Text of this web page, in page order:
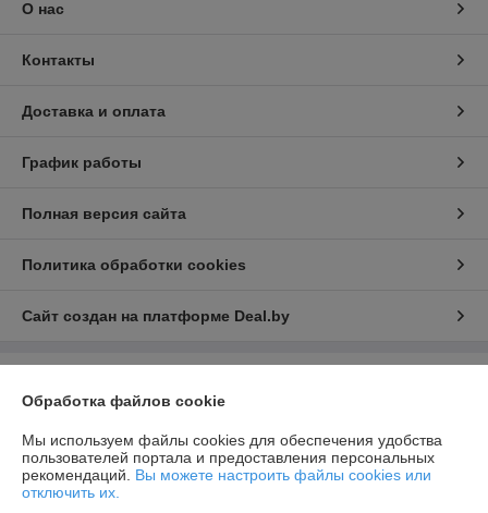
О нас
Контакты
Доставка и оплата
График работы
Полная версия сайта
Политика обработки cookies
Сайт создан на платформе Deal.by
220103 г Минск ул. Славинского 4Е/7 пом. 174/6
Регистрационный номер ЕГР: 193602574
Обработка файлов cookie
Мы используем файлы cookies для обеспечения удобства
пользователей портала и предоставления персональных
рекомендаций. Вы можете настроить файлы cookies или
отключить их.